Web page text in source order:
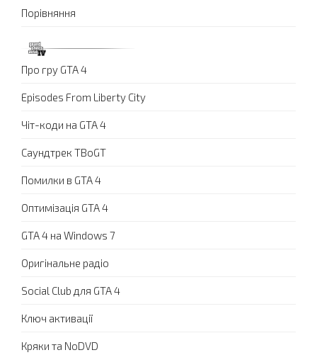
Порівняння
Про гру GTA 4
Episodes From Liberty City
Чіт-коди на GTA 4
Саундтрек TBoGT
Помилки в GTA 4
Оптимізація GTA 4
GTA 4 на Windows 7
Оригінальне радіо
Social Club для GTA 4
Ключ активації
Кряки та NoDVD